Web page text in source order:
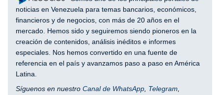
noticias en Venezuela para temas bancarios, económicos,
financieros y de negocios, con más de 20 años en el
mercado. Hemos sido y seguiremos siendo pioneros en la
creación de contenidos, análisis inéditos e informes
especiales. Nos hemos convertido en una fuente de
referencia en el país y avanzamos paso a paso en América
Latina.
Síguenos en nuestro Canal de WhatsApp, Telegram,